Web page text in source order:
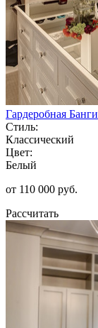
Гардеробная Банги
Стиль:
Классический
Цвет:
Белый
от 110 000 руб.
Рассчитать